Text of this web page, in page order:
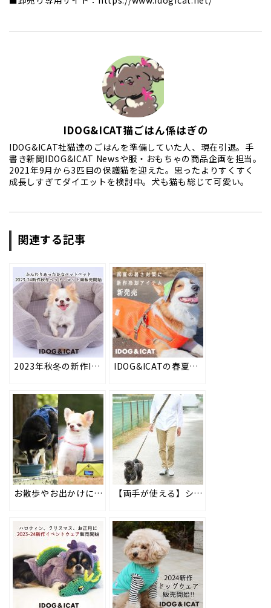
IDOG&ICAT猫ごはん係はぎの
IDOG&ICAT社猫達のごはんを準備していた人、現在引退。手
書き新聞IDOG&ICAT Newsや服・おもちゃの商品企画を担当。
2021年9月から3匹目の保護猫を迎えた。思ったよりすくすく
成長しすぎてダイエットを検討中。犬も猫も総じて可愛い。
関連する記事
2023年秋冬の新作IDOG&ICATオリジナルペットベッド＆マットを2023年8月4日より順次販売。ペットの体温だけで暖かくなる機能性素材を使用した、ペットに優しいベッドで愛犬・愛猫に心地よい眠りを IDOG&ICATの春夏新作クーリングアイテムを2024年3月15日より順次販売。ペットの暑さ対策にオススメのウェアやネッククーラー、帽子などを取り揃えました。
お散歩やお出かけにも◎持ち運びに便利なポータブルトレイ＆折り畳みシリコンフードボウル #147 【両手が使える】ショルダーリードで愛犬とのお散歩やお出かけが快適に♪